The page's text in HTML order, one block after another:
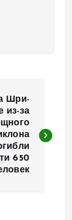
Шри-
из-за
650